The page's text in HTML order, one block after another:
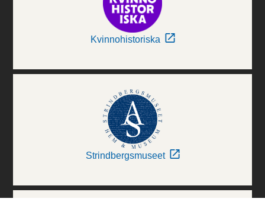
Kvinnohistoriska
Strindbergsmuseet